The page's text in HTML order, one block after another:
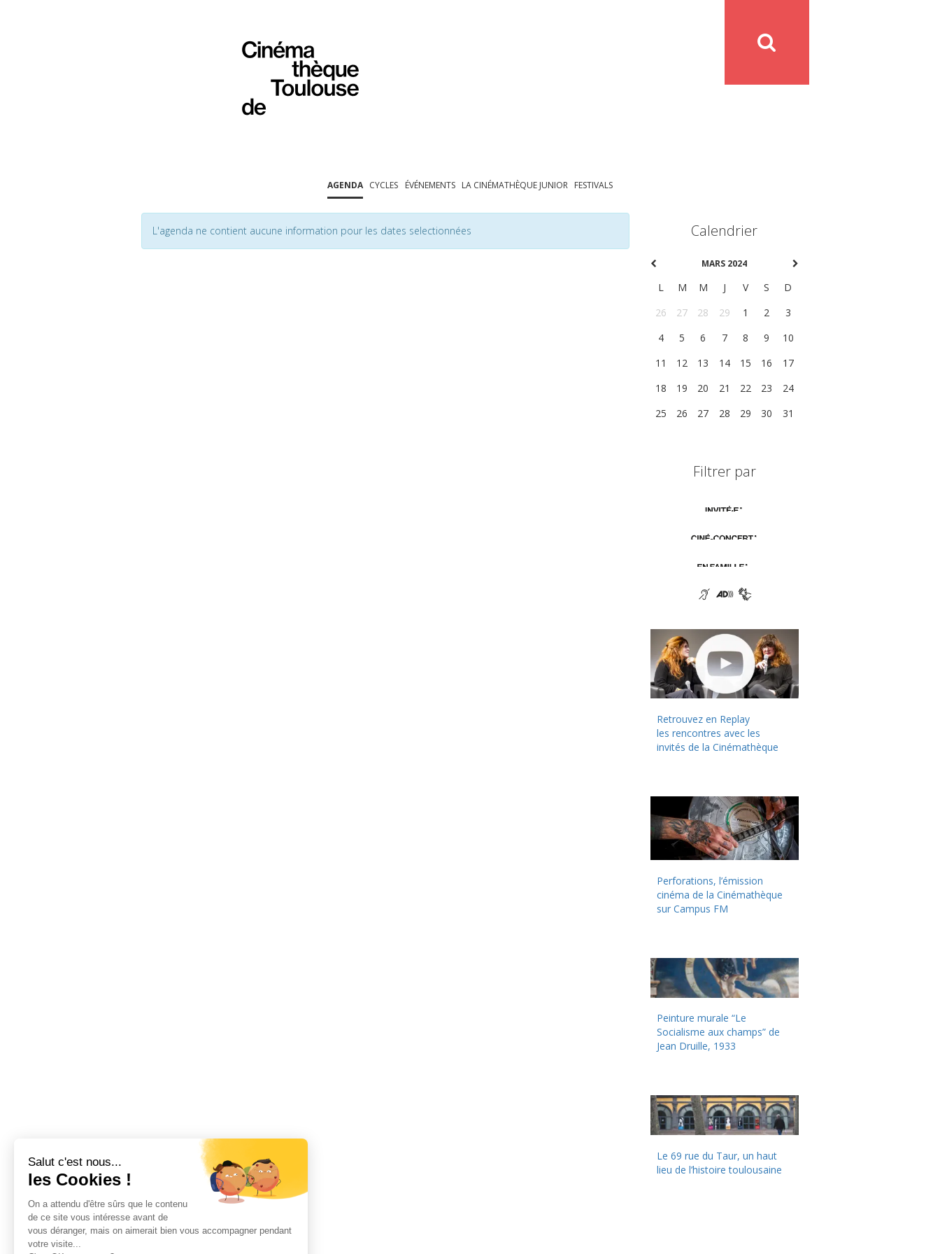
AGENDA CYCLES ÉVÉNEMENTS LA CINÉMATHÈQUE JUNIOR FESTIVALS
L'agenda ne contient aucune information pour les dates selectionnées Calendrier
MARS 2024
L M M J V S
D
26
27 28 29 1 2
3
4
5 6 7 8 9
10
11
12 13 14 15 16
17
18
19 20 21 22 23
24
25
26 27 28 29 30 31
Filtrer par
Retrouvez en Replay
les rencontres avec les
invités de la Cinémathèque
Perforations, l’émission
cinéma de la Cinémathèque
sur Campus FM
Peinture murale “Le
Socialisme aux champs” de
Jean Druille, 1933
Le 69 rue du Taur, un haut
lieu de l’histoire toulousaine